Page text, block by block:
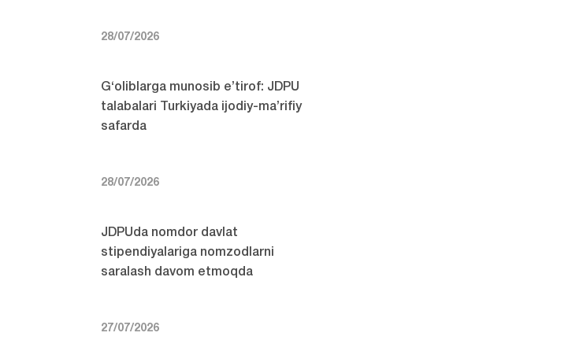
28/07/2026
G‘oliblarga munosib e’tirof: JDPU
talabalari Turkiyada ijodiy-ma’rifiy
safarda
28/07/2026
JDPUda nomdor davlat
stipendiyalariga nomzodlarni
saralash davom etmoqda
27/07/2026